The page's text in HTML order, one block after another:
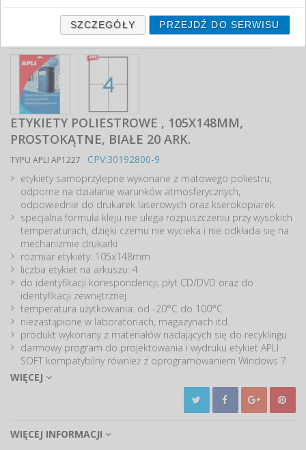
ETYKIETY POLIESTROWE , 105X148MM,
PROSTOKĄTNE, BIAŁE 20 ARK.
TYPU APLI AP1227
CPV:30192800-9
etykiety samoprzylepne wykonane z matowego poliestru,
odporne na działanie warunków atmosferycznych,
odpowiednie do drukarek laserowych oraz kserokopiarek
specjalna formuła kleju nie ulega rozpuszczeniu przy wysokich
temperaturach, dzięki czemu nie wycieka i nie odkłada się na
mechanizmie drukarki
rozmiar etykiety: 105x148mm
liczba etykiet na arkuszu: 4
do identyfikacji korespondencji, płyt CD/DVD oraz do
identyfikacji zewnętrznej
temperatura użytkowania: od -20°C do 100°C
niezastąpione w laboratoriach, magazynach itd.
produkt wykonany z materiałów nadających się do recyklingu
darmowy program do projektowania i wydruku etykiet APLI
SOFT kompatybilny również z oprogramowaniem Windows 7
dostępny na stronach producenta lub pbs
20 arkuszy w j.s.
WIĘCEJ
WIĘCEJ INFORMACJI
odczytywanie, kliknij przycisk „Przejdź do serwisu”.
Jeśli nie chcesz wyrazić zgody lub ograniczyć jej zakres, kliknij
„Szczegóły”, gdzie znajdziesz wszelkie informacje o tym jak to
zrobić . Te same informacje znajdziesz także na podstronie z
naszą polityką prywatności obowiązującą od 25 maja 2018.
W przypadku użytkowników zalogowanych, ważna jest Państwa
wcześniejsza zgoda której udzieliliście podczas zakładania
konta. Każda Państwa zgoda jest dobrowolna i można ją w
dowolnym momencie wycofać.
Polityka prywatności (rozwiń)
Klauzula Informacyjna (rozwiń)
Lista Zaufanych Partnerów (rozwiń)
SZCZEGÓŁY PRZEJDŹ DO SERWISU